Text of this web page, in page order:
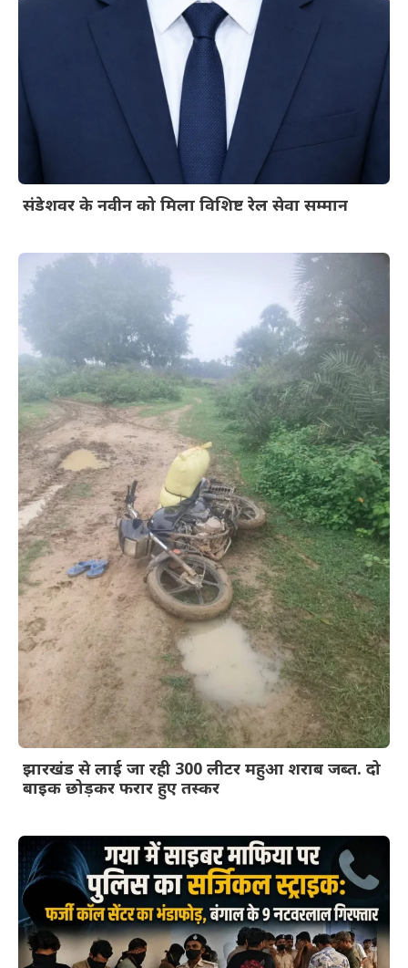
संडेशवर के नवीन को मिला विशिष्ट रेल सेवा सम्मान
झारखंड से लाई जा रही 300 लीटर महुआ शराब जब्त. दो
बाइक छोड़कर फरार हुए तस्कर